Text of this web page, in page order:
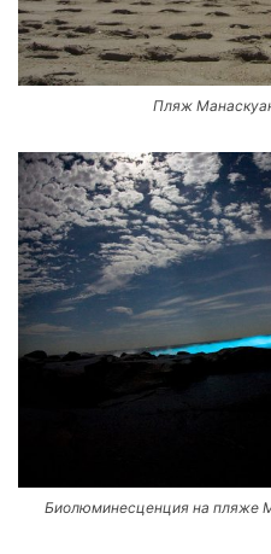
Пляж
Биолюминесценция на пляже